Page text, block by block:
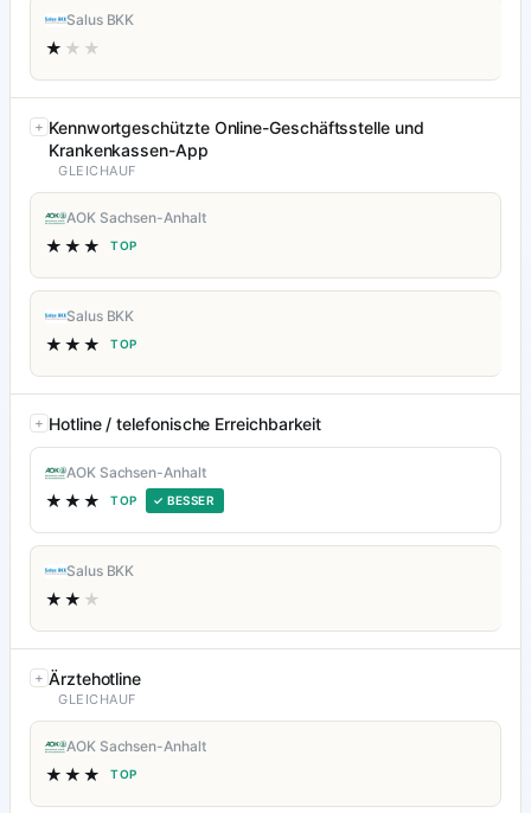
Salus BKK
★ ★★
Kennwortgeschützte Online-Geschäftsstelle und
Krankenkassen-App
GLEICHAUF
AOK Sachsen-Anhalt
★★★ TOP
Salus BKK
★★★ TOP
Hotline / telefonische Erreichbarkeit
AOK Sachsen-Anhalt
★★★ TOP ✓ BESSER
Salus BKK
★★ ★
Ärztehotline
GLEICHAUF
AOK Sachsen-Anhalt
★★★ TOP